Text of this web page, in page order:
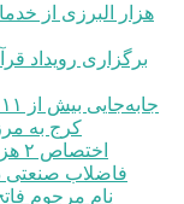
برگزاری رویداد
کرج به
فاضلاب صنعتی
نام مرحوم